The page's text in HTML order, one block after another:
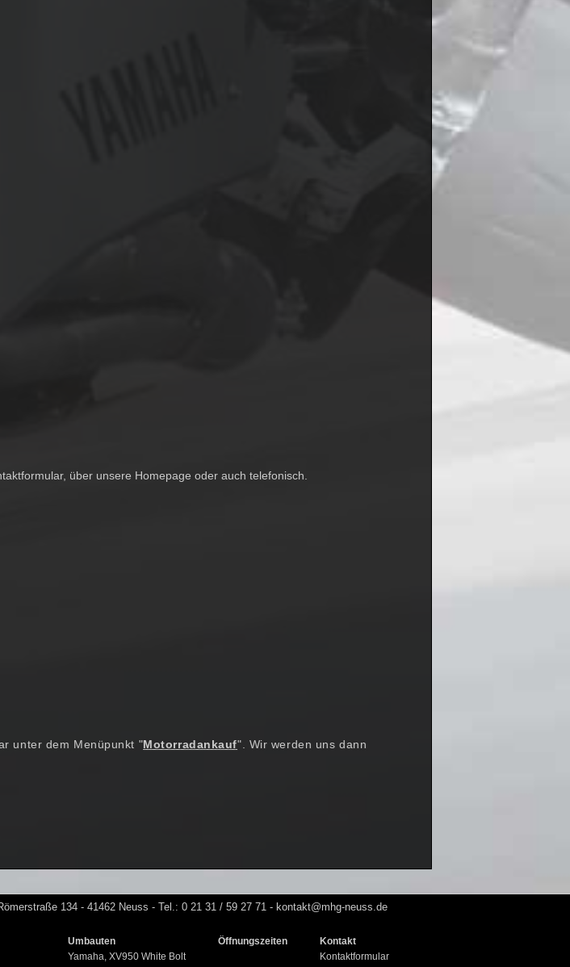
über unsere Homepage oder auch telefonisch.
unter dem Menüpunkt "Motorradankauf". Wir werden uns dann
134 - 41462 Neuss - Tel.: 0 21 31 / 59 27 71 - kontakt@mhg-neuss.de
Umbauten
Yamaha, XV950 White Bolt
Öffnungszeiten
Kontakt
Kontaktformular